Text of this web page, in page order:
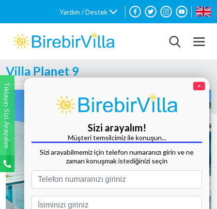
Yardım / Destek
Villa Planet 9
Tüm Fotoğrafları Göster
Tıklayın Sizi Arayalım ×
Sizi arayalım!
Müşteri temsilcimiz ile konuşun...
Sizi arayabilmemiz için telefon numaranızı girin ve ne
zaman konuşmak istediğinizi seçin